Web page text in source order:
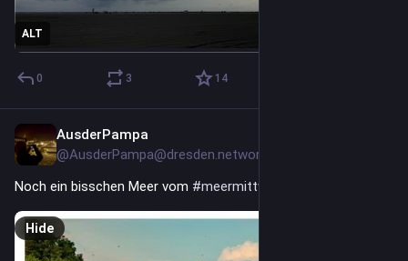
ALT
0 3 14
AusderPampa
@AusderPampa@dresden.network
Noch ein bisschen Meer vom #meermittwoch
Hide